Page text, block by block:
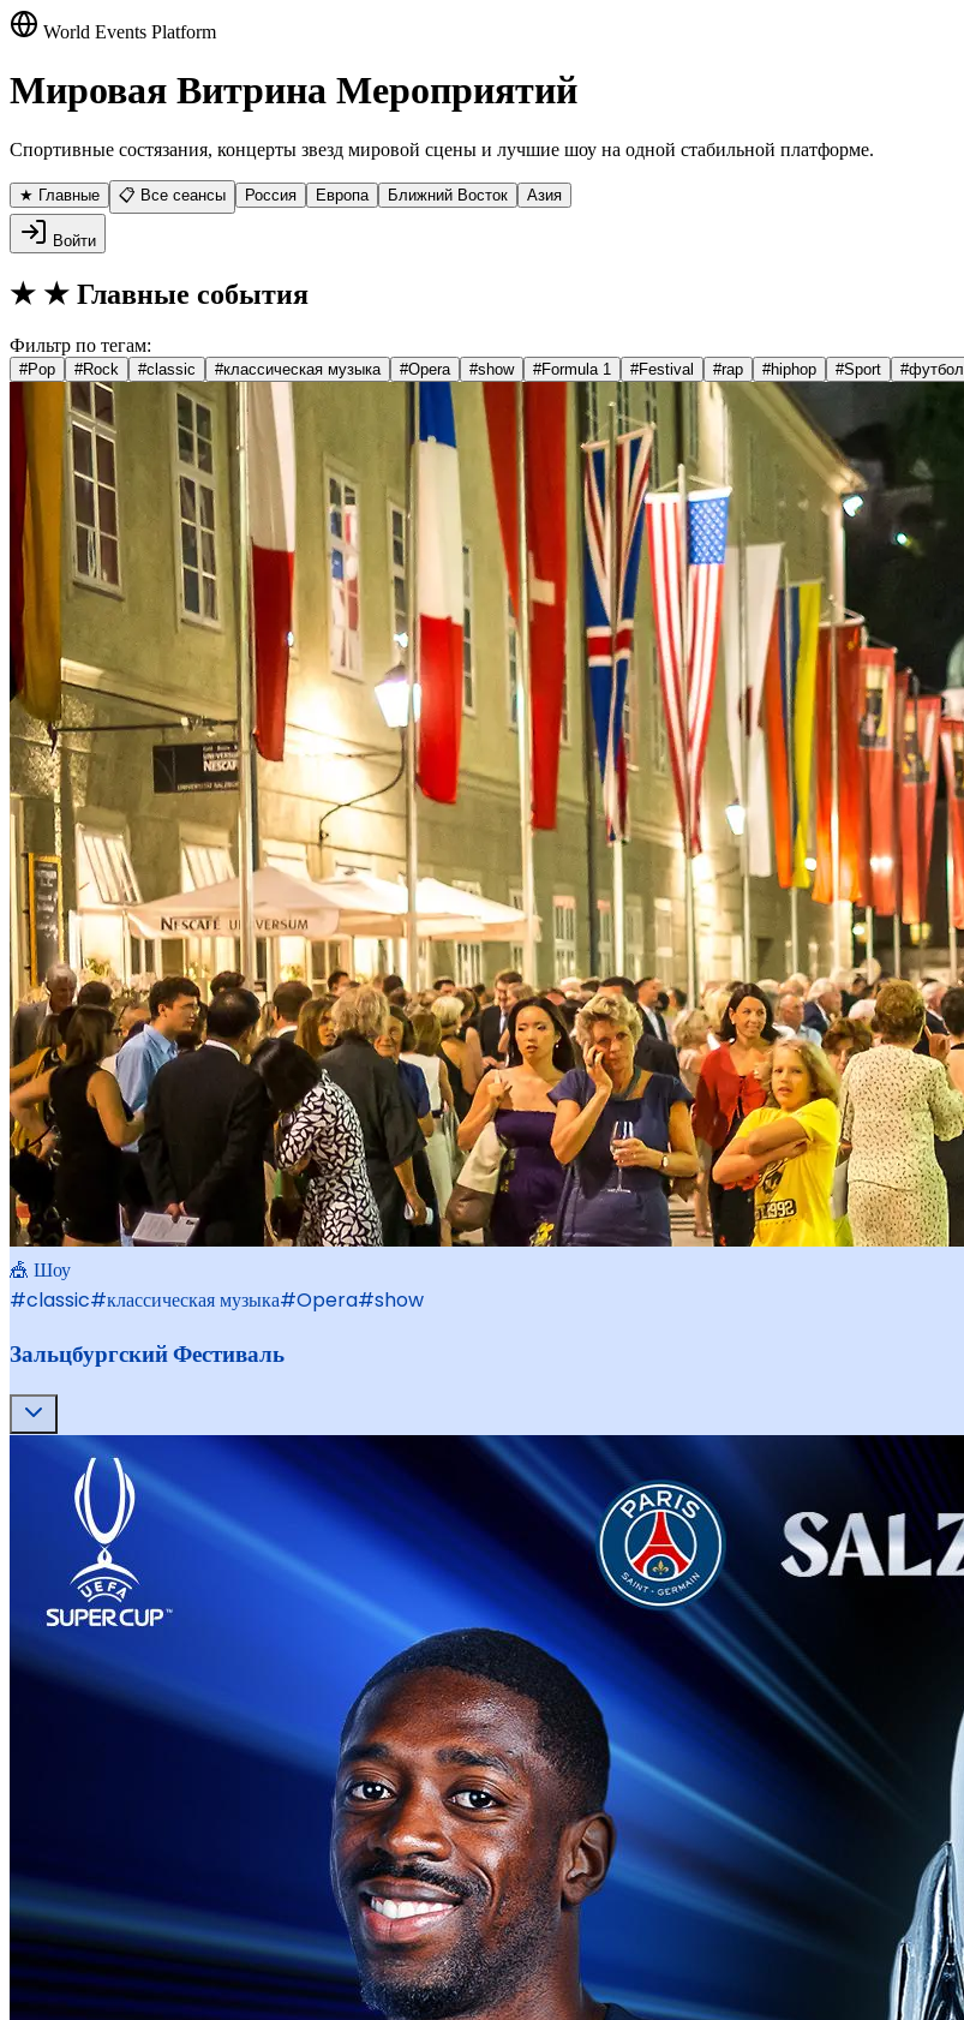
World Events Platform
Мировая Витрина Мероприятий
Спортивные состязания, концерты звезд мировой сцены и лучшие шоу на одной стабильной платформе.
★ Главные 📋 Все сеансы Россия Европа Ближний Восток Азия
Войти
★ ★ Главные события
Фильтр по тегам:
#Pop #Rock #classic #классическая музыка #Opera #show #Formula 1 #Festival #rap #hiphop #Sport #футбол
🎪 Шоу
#classic#классическая музыка#Opera#show
Зальцбургский Фестиваль